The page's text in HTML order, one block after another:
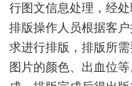
行图文信息处理，经
排版操作人员根据客
求进行排版，排版所
图片的颜色、出血位